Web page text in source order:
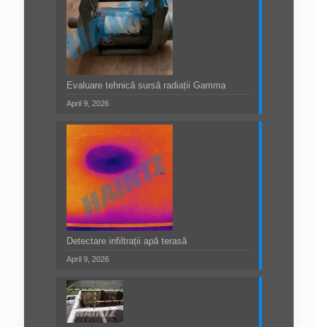
Evaluare tehnică sursă radiații Gamma
April 9, 2026
Detectare infiltrații apă terasă
April 9, 2026